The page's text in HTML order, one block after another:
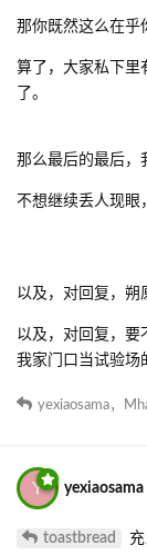
那你既然这么在乎
算了，大家私下里
了。
那么最后的最后，
不想继续丢人现眼
以及，对回复，朔
以及，对回复，要
我家门口当试验场
yexiaosama，
Y yexiaosama
toastbread